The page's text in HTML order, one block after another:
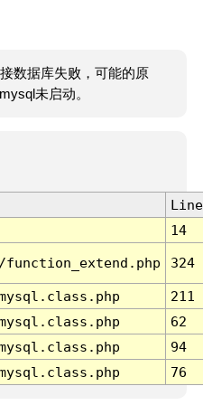
数据库失败，可能的原
未启动。
Line
14
324
211
62
94
76